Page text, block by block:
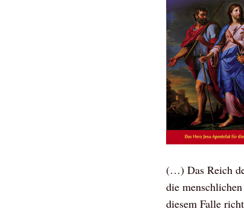
(…) Das Reich
die
diesem Falle